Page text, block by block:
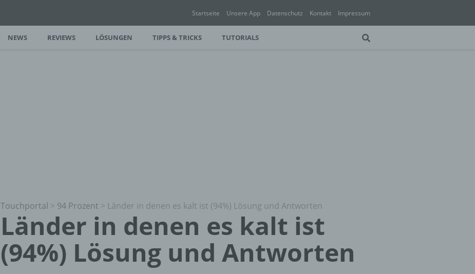
Startseite Unsere App Datenschutz Kontakt Impressum
NEWS REVIEWS LÖSUNGEN TIPPS & TRICKS TUTORIALS
Touchportal > 94 Prozent > Länder in denen es kalt ist (94%) Lösung und Antworten
Länder in denen es kalt ist
(94%) Lösung und Antworten